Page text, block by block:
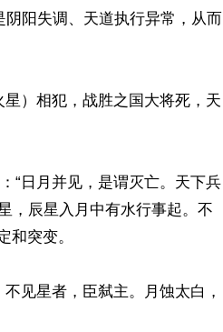
阳失调、天道执行异常，从而
）相犯，战胜之国大将死，天
“日月并见，是谓灭亡。天下兵
，辰星入月中有水行事起。不
和突变。
见星者，臣弑主。月蚀太白，